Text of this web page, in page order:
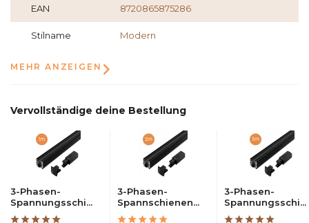
EAN 8720865875286
Stilname Modern
MEHR ANZEIGEN
Vervollständige deine Bestellung
3-Phasen-
Spannungsschi...
3-Phasen-
Spannschienen...
3-Phasen-
Spannungsschi...